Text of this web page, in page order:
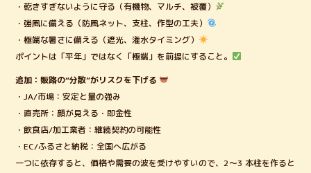
・乾きすぎないように守る（有機物、マルチ、被覆）
・強風に備える（防風ネット、支柱、作型の工夫）
・極端な暑さに備える（遮光、潅水タイミング）
ポイントは「平年」ではなく「極端」を前提にすること。
追加：販路の“分散”がリスクを下げる
・JA/市場：安定と量の強み
・直売所：顔が見える・即金性
・飲食店/加工業者：継続契約の可能性
・EC/ふるさと納税：全国へ広がる
一つに依存すると、価格や需要の波を受けやすいので、2〜3 本柱を作ると